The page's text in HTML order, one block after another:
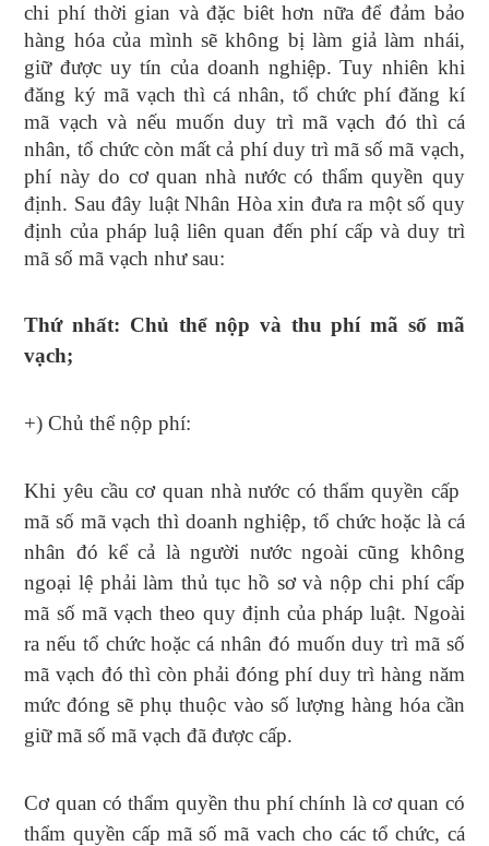
chi phí thời gian và đặc biêt hơn nữa để đảm bảo
hàng hóa của mình sẽ không bị làm giả làm nhái,
giữ được uy tín của doanh nghiệp. Tuy nhiên khi
đăng ký mã vạch thì cá nhân, tổ chức phí đăng kí
mã vạch và nếu muốn duy trì mã vạch đó thì cá
nhân, tổ chức còn mất cả phí duy trì mã số mã vạch,
phí này do cơ quan nhà nước có thẩm quyền quy
định. Sau đây luật Nhân Hòa xin đưa ra một số quy
định của pháp luậ liên quan đến phí cấp và duy trì
mã số mã vạch như sau:
Thứ nhất: Chủ thể nộp và thu phí mã số mã
vạch;
+) Chủ thể nộp phí:
Khi yêu cầu cơ quan nhà nước có thẩm quyền cấp
mã số mã vạch thì doanh nghiệp, tổ chức hoặc là cá
nhân đó kể cả là người nước ngoài cũng không
ngoại lệ phải làm thủ tục hồ sơ và nộp chi phí cấp
mã số mã vạch theo quy định của pháp luật. Ngoài
ra nếu tổ chức hoặc cá nhân đó muốn duy trì mã số
mã vạch đó thì còn phải đóng phí duy trì hàng năm
mức đóng sẽ phụ thuộc vào số lượng hàng hóa cần
giữ mã số mã vạch đã được cấp.
Cơ quan có thẩm quyền thu phí chính là cơ quan có
thẩm quyền cấp mã số mã vach cho các tổ chức, cá